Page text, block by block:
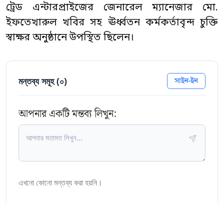
ট্রেড এন্টারপ্রাইজের জেনারেল ম্যানেজার মো.
ইফতেখারুল খবির সহ ঊর্ধ্বতন কর্মকর্তাবৃন্দ চুক্তি
স্বাক্ষর অনুষ্ঠানে উপস্থিত ছিলেন।
মন্তব্য সমূহ (০) সাইন-ইন
আপনার একটি মন্তব্য লিখুন:
এখনো কোনো মন্তব্য করা হয়নি।